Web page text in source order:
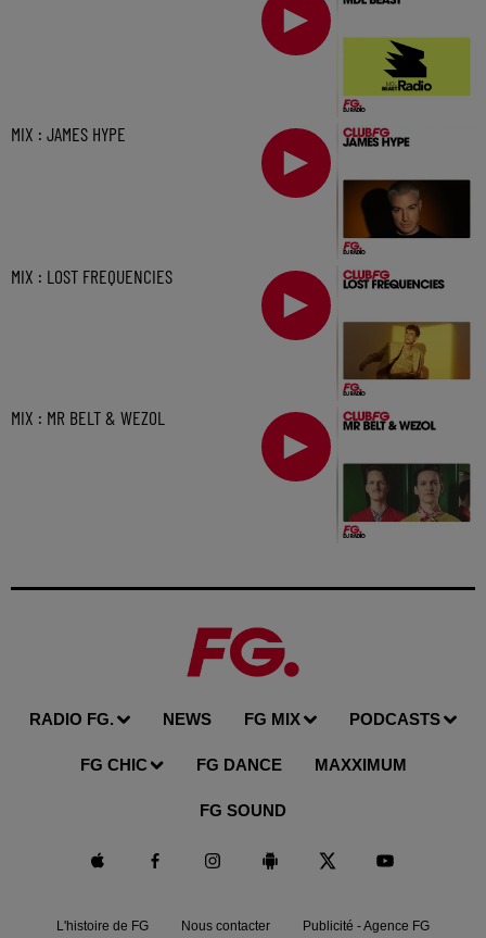
MIX : JAMES HYPE
MIX : LOST FREQUENCIES
MIX : MR BELT & WEZOL
RADIO FG. NEWS FG MIX PODCASTS
FG CHIC FG DANCE MAXXIMUM
FG SOUND
L'histoire de FG Nous contacter Publicité - Agence FG